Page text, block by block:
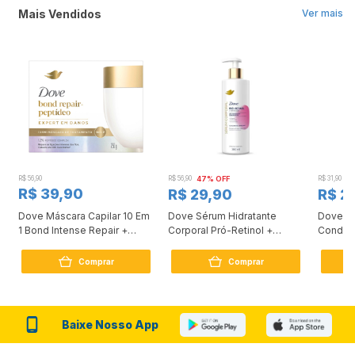
Ver mais
Mais Vendidos
R$ 56,90
R$ 39,90
Dove Máscara Capilar 10 Em
1 Bond Intense Repair +
Comprar
R$ 56,90 47% OFF
R$ 29,90
Dove Sérum Hidratante
Corporal Pró-Retinol +
Comprar
R$ 31,90
R$
Dove
Baixe Nosso App